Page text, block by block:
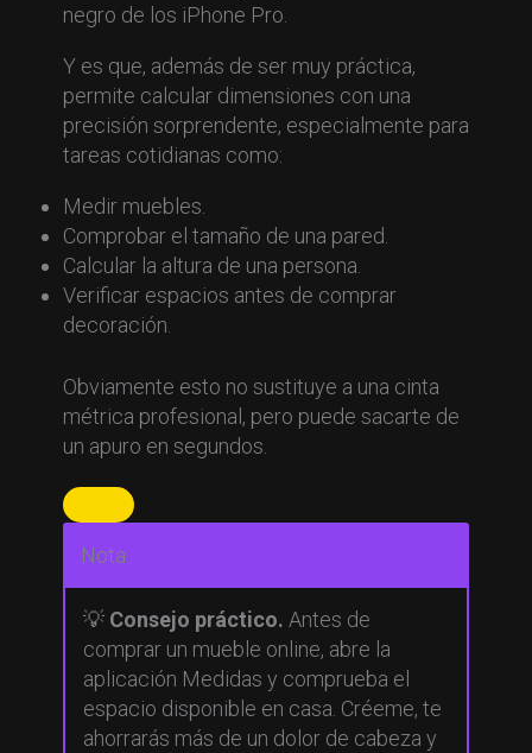
negro de los iPhone Pro.
Y es que, además de ser muy práctica,
permite calcular dimensiones con una
precisión sorprendente, especialmente para
tareas cotidianas como:
Medir muebles.
Comprobar el tamaño de una pared.
Calcular la altura de una persona.
Verificar espacios antes de comprar
decoración.
Obviamente esto no sustituye a una cinta
métrica profesional, pero puede sacarte de
un apuro en segundos.
Nota
💡 Consejo práctico. Antes de
comprar un mueble online, abre la
aplicación Medidas y comprueba el
espacio disponible en casa. Créeme, te
ahorrarás más de un dolor de cabeza y